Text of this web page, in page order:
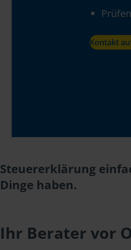
Kontakt
Steuererklärung
Dinge haben.
Ihr Berater vor